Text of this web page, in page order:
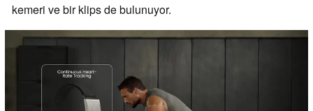
kemeri ve bir klips de bulunuyor.